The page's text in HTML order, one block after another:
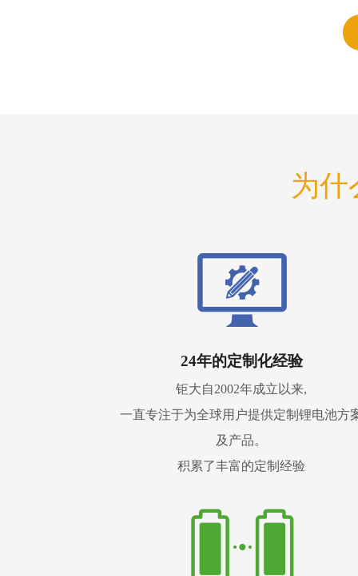
为什
24年的定制化经验
钜大自2002年成立以来,
一直专注于为全球用户提供定制锂电池方
及产品。
积累了丰富的定制经验